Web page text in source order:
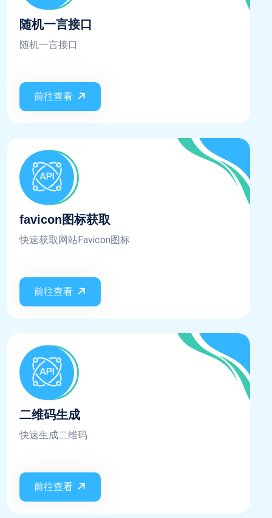
随机一言接口
随机一言接口
前往查看
favicon图标获取
快速获取网站Favicon图标
前往查看
二维码生成
快速生成二维码
前往查看